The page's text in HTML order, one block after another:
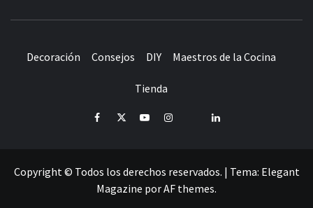
Decoración Consejos DIY Maestros de la Cocina
Tienda
FacebookTwitterYoutubeInstagramPinterestLinkedIn
Copyright © Todos los derechos reservados. | Tema: Elegant
Magazine porAF themes.